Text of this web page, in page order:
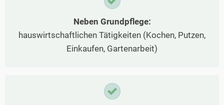
Neben Grundpflege:
hauswirtschaftlichen Tätigkeiten (Kochen, Putzen,
Einkaufen, Gartenarbeit)